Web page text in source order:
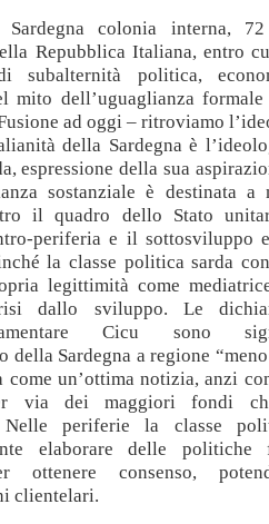
Sardegna colonia interna,
Repubblica Italiana, entro
subalternità politica,
mito dell’uguaglianza
ad oggi – ritroviamo
della Sardegna è
espressione della sua
sostanziale è destinata a
il quadro dello Stato
periferia e il sottosviluppo
la classe politica sarda
legittimità come
dallo sviluppo. Le
Cicu sono
della Sardegna a regione
come un’ottima notizia, anzi
via dei maggiori fondi
Nelle periferie la classe
elaborare delle
ottenere consenso,
clientelari.